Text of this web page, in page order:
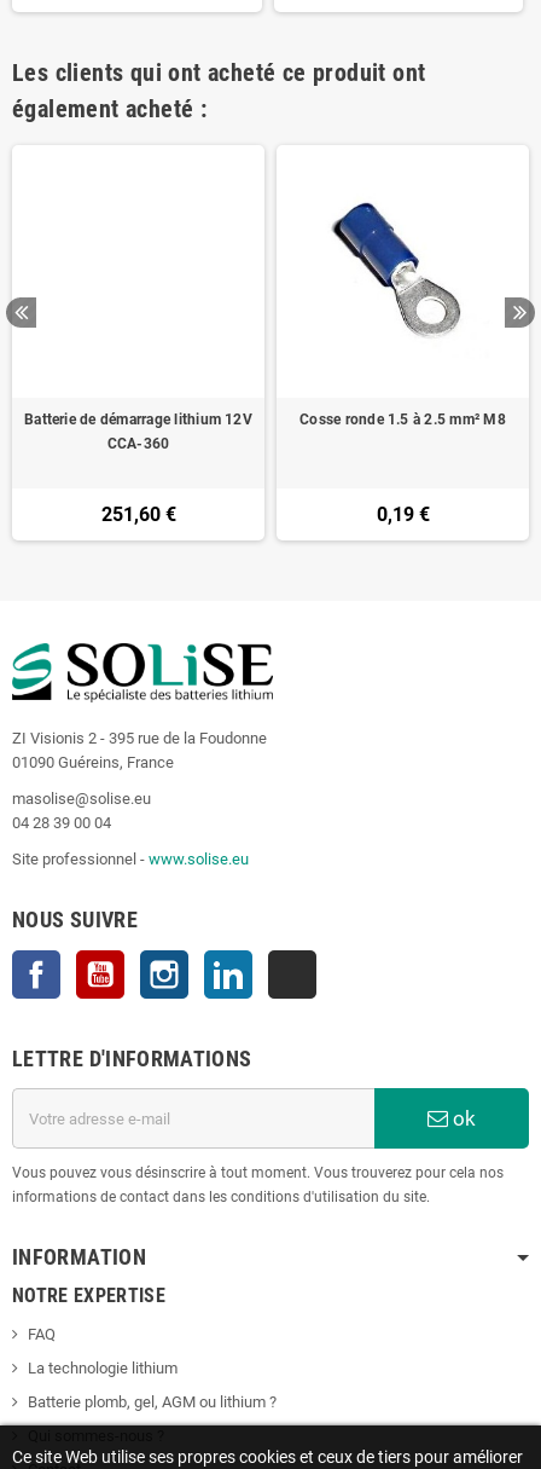
Les clients qui ont acheté ce produit ont
également acheté :
Batterie de démarrage lithium 12V
CCA-360
251,60 €
Cosse ronde 1.5 à 2.5 mm² M8
0,19 €
ZI Visionis 2 - 395 rue de la Foudonne
01090 Guéreins, France
masolise@solise.eu
04 28 39 00 04
Site professionnel - www.solise.eu
NOUS SUIVRE
Facebook YouTube Instagram
LETTRE D'INFORMATIONS
ok
Vous pouvez vous désinscrire à tout moment. Vous trouverez pour cela nos
informations de contact dans les conditions d'utilisation du site.
INFORMATION
NOTRE EXPERTISE
FAQ
La technologie lithium
Batterie plomb, gel, AGM ou lithium ?
Ce site Web utilise ses propres cookies et ceux de tiers pour améliorer